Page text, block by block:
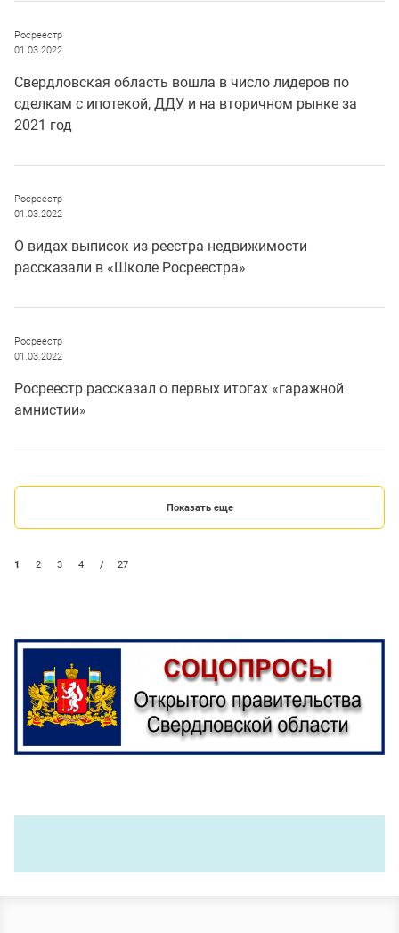
Росреестр
01.03.2022
Свердловская область вошла в число лидеров по
сделкам с ипотекой, ДДУ и на вторичном рынке за
2021 год
Росреестр
01.03.2022
О видах выписок из реестра недвижимости
рассказали в «Школе Росреестра»
Росреестр
01.03.2022
Росреестр рассказал о первых итогах «гаражной
амнистии»
Показать еще
1 2 3 4 / 27